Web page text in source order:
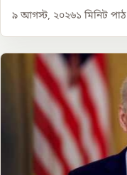
৯ আগস্ট, ২০২৬১ মিনিট পাঠ